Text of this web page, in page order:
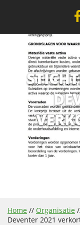
Home // Organisatie
Deventer 2021